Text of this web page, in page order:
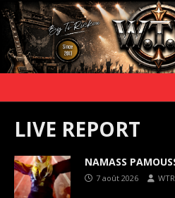
LIVE REPORT
NAMASS
7 août 2026